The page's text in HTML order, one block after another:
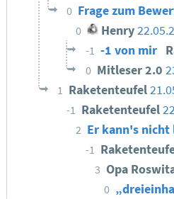
0 Frage zum
0 Henry
-1 -1 von mir
0 Mitleser 2.0
1 Raketenteufel
-1 Raketenteufel
2 Er kann's nicht
-1
3 Opa
0